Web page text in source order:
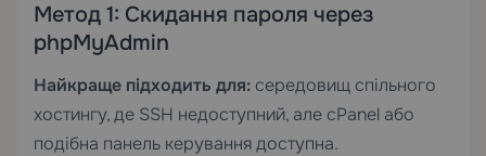
Метод 1: Скидання пароля через
phpMyAdmin
Найкраще підходить для: середовищ спільного
хостингу, де SSH недоступний, але cPanel або
подібна панель керування доступна.